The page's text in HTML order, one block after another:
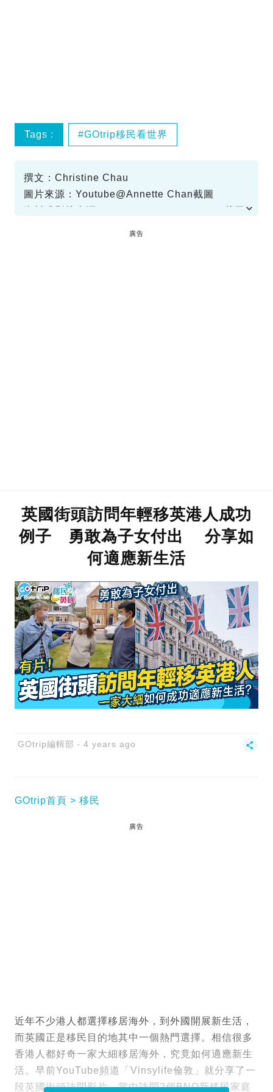
Tags : GOtrip移民看世界
撰文：Christine Chau
圖片來源：Youtube@Annette Chan截圖
廣告
英國街頭訪問年輕移英港人成功
例子 勇敢為子女付出 分享如
何適應新生活
GOtrip編輯部 4 years ago
GOtrip首頁 移民
廣告
近年不少港人都選擇移居海外，到外國開展新生活，
而英國正是移民目的地其中一個熱門選擇。相信很多
香港人都好奇一家大細移居海外，究竟如何適應新生
活。早前YouTube頻道「Vinsylife倫敦」就分享了一
段英國街頭訪問影片，當中訪問2個BNO新移民家庭